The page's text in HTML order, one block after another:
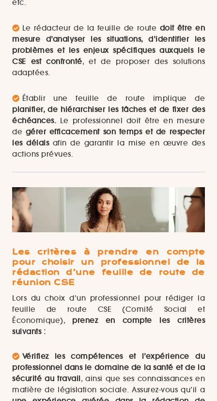
etc.
Le rédacteur de la feuille de route doit être en
mesure d’analyser les situations, d’identifier les
problèmes et les enjeux spécifiques auxquels le
CSE est confronté, et de proposer des solutions
adaptées.
Établir une feuille de route implique de
planifier, de hiérarchiser les tâches et de fixer des
échéances. Le professionnel doit être en mesure
de gérer efficacement son temps et de respecter
les délaisafin de garantir la mise en œuvre des
actions prévues.
Les critères à prendre en compte
pour choisir un professionnel de la
rédaction d’une feuille de route de
réunion CSE
Lors du choix d’un professionnel pour rédiger la
feuille de route CSE (Comité Social et
Économique), prenez en compte les critères
suivants :
Vérifiez les compétences et l’expérience du
professionnel dans le domaine de la santé et de la
sécurité au travail, ainsi que ses connaissances en
matière de législation sociale. Assurez-vous qu’il a